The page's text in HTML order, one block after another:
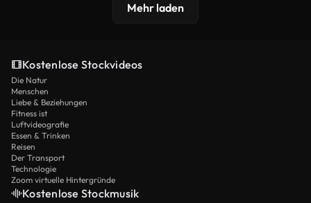
Mehr laden
Kostenlose Stockvideos
Die Natur
Menschen
Liebe & Beziehungen
Fitness ist
Luftvideografie
Essen & Trinken
Reisen
Der Transport
Technologie
Zoom virtuelle Hintergründe
Kostenlose Stockmusik